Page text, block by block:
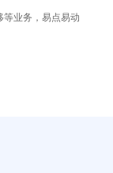
业务，易点易动